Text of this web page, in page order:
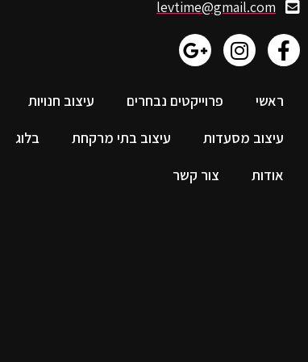
levtime@gmail.com
ראשי פרוייקטים נבחרים
עיצוב חנויות
עיצוב מסעדות
עיצוב בתי מרקחת
בלוג
אודות
צור קשר